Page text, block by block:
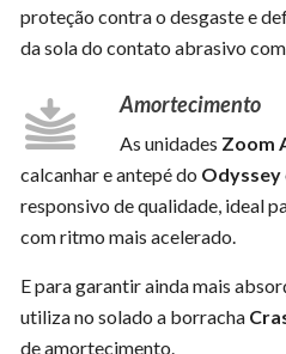
proteção contra o desgaste e
da sola do contato abrasivo
Amortecimento
As unidades Zoom
calcanhar e antepé do Odyssey
responsivo de qualidade, ideal
com ritmo mais acelerado.
E para garantir ainda mais
utiliza no solado a borracha
de amortecimento.